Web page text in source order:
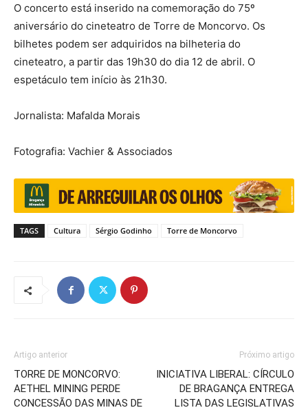
O concerto está inserido na comemoração do 75º
aniversário do cineteatro de Torre de Moncorvo. Os
bilhetes podem ser adquiridos na bilheteria do
cineteatro, a partir das 19h30 do dia 12 de abril. O
espetáculo tem início às 21h30.
Jornalista: Mafalda Morais
Fotografia: Vachier & Associados
TAGS Cultura Sérgio Godinho Torre de Moncorvo
Artigo anterior
TORRE DE MONCORVO:
AETHEL MINING PERDE
CONCESSÃO DAS MINAS DE
Próximo artigo
INICIATIVA LIBERAL: CÍRCULO
DE BRAGANÇA ENTREGA
LISTA DAS LEGISLATIVAS